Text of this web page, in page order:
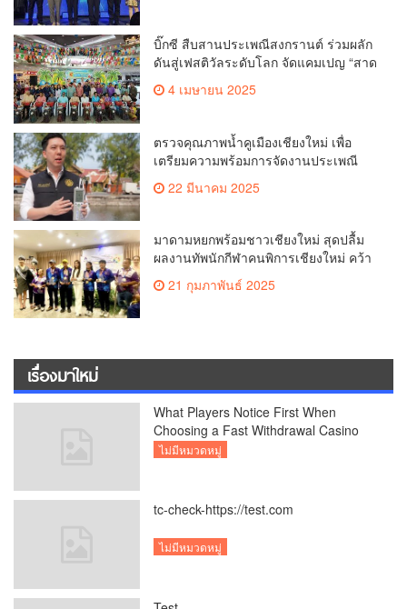
บิ๊กซี สืบสานประเพณีสงกรานต์ ร่วมผลัก
ดันสู่เฟสติวัลระดับโลก จัดแคมเปญ “สาด
สนุกรับสงกรานต์ที่บิ๊กซี” อัดโปรฉ่ำ ลด
สูงสุด 50% กระตุ้นการเดินทางนักท่อง
2,132 ล้านบาท
4 เมษายน 2025
ตรวจคุณภาพน้ำคูเมืองเชียงใหม่ เพื่อ
เตรียมความพร้อมการจัดงานประเพณี
สงกรานต์ หรือป๋าเวณีปี๋ใหม่เมืองเจียงใหม่
ประจำปี 2568 บริเวณคูเมือง
22 มีนาคม 2025
มาดามหยกพร้อมชาวเชียงใหม่ สุดปลื้ม
ผลงานทัพนักกีฬาคนพิการเชียงใหม่ คว้า
เหรียญ “อัญมณีเกมส์”ที่จันทบุรีam
เชียงใหม่
21 กุมภาพันธ์ 2025
เรื่องมาใหม่
What Players Notice First When
Choosing a Fast Withdrawal Casino
UK
ไม่มีหมวดหมู่
tc-check-https://test.com
ไม่มีหมวดหมู่